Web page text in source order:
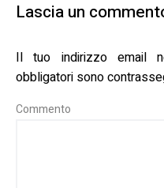
Lascia un
Il tuo indirizzo email
obbligatori sono